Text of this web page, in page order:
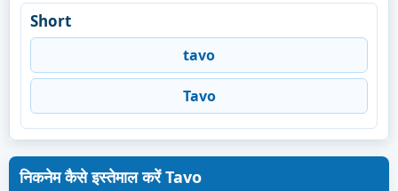
Short
tavo
Tavo
निकनेम कैसे इस्तेमाल करें Tavo